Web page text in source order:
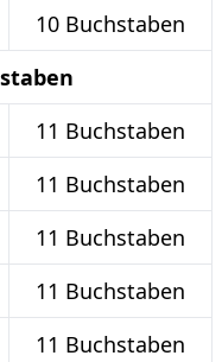
10 Buchstaben
11 Buchstaben
11 Buchstaben
11 Buchstaben
11 Buchstaben
11 Buchstaben